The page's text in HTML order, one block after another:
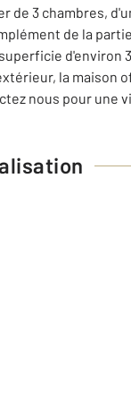
de 3 chambres,
de la
d'environ
la maison
nous pour une